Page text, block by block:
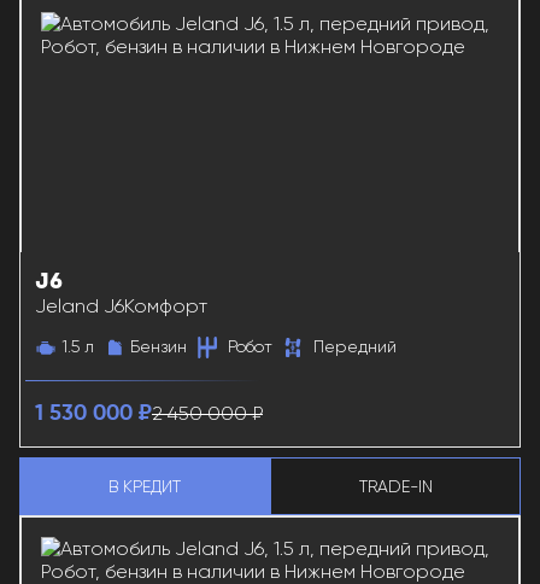
J6
Jeland J6Комфорт
1.5 л Бензин Робот Передний
1 530 000 ₽2 450 000 ₽
В КРЕДИТ TRADE-IN